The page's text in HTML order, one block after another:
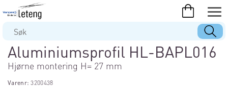
Aluminiumsprofil HL-BAPL016
Hjørne montering H= 27 mm
Varenr:3200438